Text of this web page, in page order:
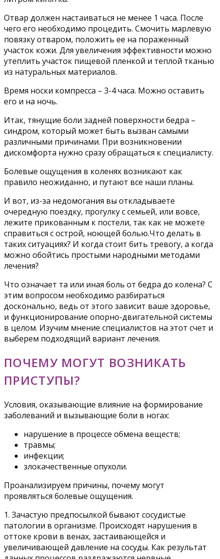
Отвар должен настаиваться не менее 1 часа. После
чего его необходимо процедить. Смочить марлевую
повязку отваром, положить ее на пораженный
участок кожи. Для увеличения эффективности можно
утеплить участок пищевой пленкой и теплой тканью
из натуральных материалов.
Время носки компресса – 3-4 часа. Можно оставить
его и на ночь.
Итак, тянущие боли задней поверхности бедра –
синдром, который может быть вызван самыми
различными причинами. При возникновении
дискомфорта нужно сразу обращаться к специалисту.
Болевые ощущения в коленях возникают как
правило неожиданно, и путают все наши планы.
И вот, из-за недомогания вы откладываете
очередную поездку, прогулку с семьей, или вовсе,
лежите прикованным к постели, так как не можете
справиться с острой, ноющей болью.Что делать в
таких ситуациях? И когда стоит бить тревогу, а когда
можно обойтись простыми народными методами
лечения?
Что означает та или иная боль от бедра до колена? С
этим вопросом необходимо разбираться
досконально, ведь от этого зависит ваше здоровье,
и функционирование опорно-двигательной системы
в целом. Изучим мнение специалистов на этот счет и
выберем подходящий вариант лечения.
ПОЧЕМУ МОГУТ ВОЗНИКАТЬ
ПРИСТУПЫ?
Условия, оказывающие влияние на формирование
заболеваний и вызывающие боли в ногах:
нарушение в процессе обмена веществ;
травмы;
инфекции;
злокачественные опухоли.
Проанализируем причины, почему могут
проявляться болевые ощущения.
1. Зачастую предпосылкой бывают сосудистые
патологии в организме. Происходят нарушения в
оттоке крови в венах, застаивающейся и
увеличивающей давление на сосуды. Как результат